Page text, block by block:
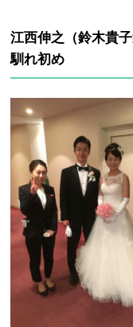
江西伸之（鈴木貴
馴れ初め